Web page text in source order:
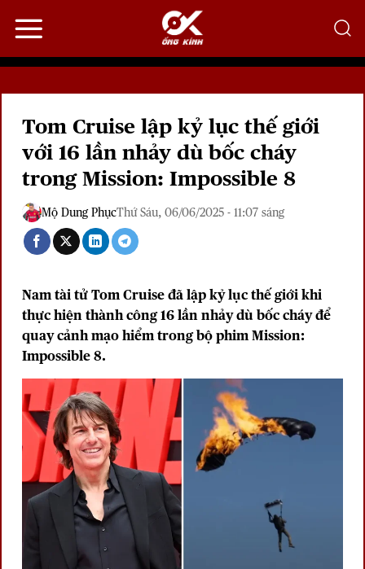
qua
dung
Tom Cruise lập kỷ lục thế giới
với 16 lần nhảy dù bốc cháy
trong Mission: Impossible 8
Mộ Dung PhụcThứ Sáu, 06/06/2025 - 11:07 sáng
Nam tài tử Tom Cruise đã lập kỷ lục thế giới khi
thực hiện thành công 16 lần nhảy dù bốc cháy để
quay cảnh mạo hiểm trong bộ phim Mission:
Impossible 8.